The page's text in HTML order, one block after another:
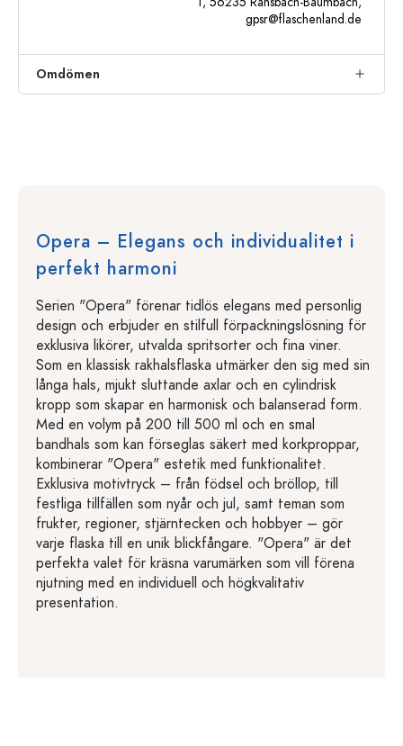
gpsr@flaschenland.de
Omdömen
Opera – Elegans och individualitet i
perfekt harmoni
Serien "Opera" förenar tidlös elegans med personlig
design och erbjuder en stilfull förpackningslösning för
exklusiva likörer, utvalda spritsorter och fina viner.
Som en klassisk rakhalsflaska utmärker den sig med sin
långa hals, mjukt sluttande axlar och en cylindrisk
kropp som skapar en harmonisk och balanserad form.
Med en volym på 200 till 500 ml och en smal
bandhals som kan förseglas säkert med korkproppar,
kombinerar "Opera" estetik med funktionalitet.
Exklusiva motivtryck – från födsel och bröllop, till
festliga tillfällen som nyår och jul, samt teman som
frukter, regioner, stjärntecken och hobbyer – gör
varje flaska till en unik blickfångare. "Opera" är det
perfekta valet för kräsna varumärken som vill förena
njutning med en individuell och högkvalitativ
presentation.